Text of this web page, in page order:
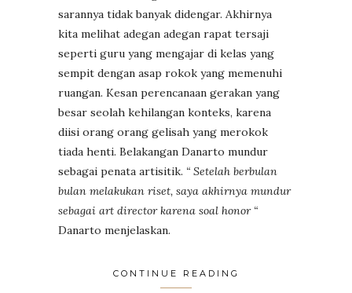
sarannya tidak banyak didengar. Akhirnya
kita melihat adegan adegan rapat tersaji
seperti guru yang mengajar di kelas yang
sempit dengan asap rokok yang memenuhi
ruangan. Kesan perencanaan gerakan yang
besar seolah kehilangan konteks, karena
diisi orang orang gelisah yang merokok
tiada henti. Belakangan Danarto mundur
sebagai penata artisitik. “ Setelah berbulan
bulan melakukan riset, saya akhirnya mundur
sebagai art director karena soal honor “
Danarto menjelaskan.
CONTINUE READING